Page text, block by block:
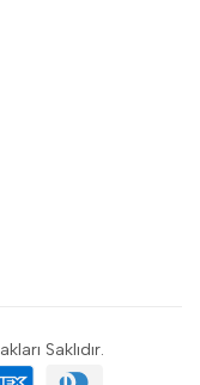
Saklıdır.